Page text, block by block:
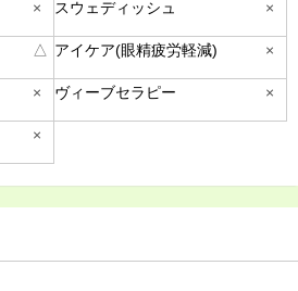
× スウェディッシュ ×
△ アイケア(眼精疲労軽減) ×
× ヴィーブセラピー ×
×